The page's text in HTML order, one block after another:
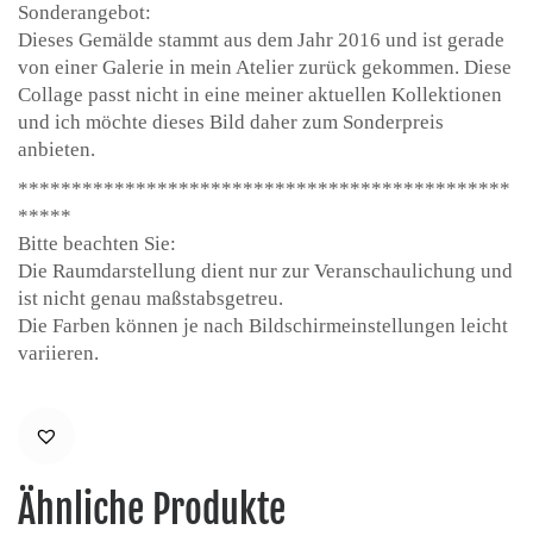
Sonderangebot:
Dieses Gemälde stammt aus dem Jahr 2016 und ist gerade
von einer Galerie in mein Atelier zurück gekommen. Diese
Collage passt nicht in eine meiner aktuellen Kollektionen
und ich möchte dieses Bild daher zum Sonderpreis
anbieten.
**********************************************
*****
Bitte beachten Sie:
Die Raumdarstellung dient nur zur Veranschaulichung und
ist nicht genau maßstabsgetreu.
Die Farben können je nach Bildschirmeinstellungen leicht
variieren.
Ähnliche Produkte